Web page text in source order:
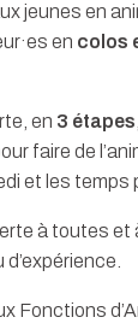
jeunes en
en colos
en 3 étapes
faire de
et les temps
à toutes et
Fonctions